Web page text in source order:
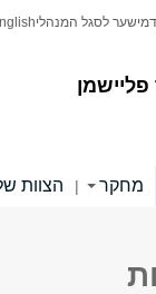
שער לסגל המנהלי
מחקר | הצוות